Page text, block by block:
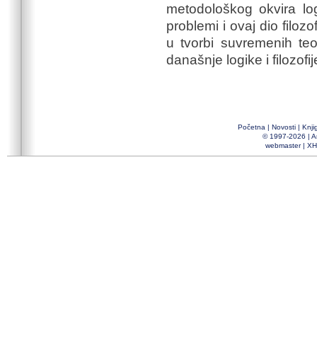
metodološkog okvira
problemi i ovaj dio
u tvorbi suvremenih
današnje logike i
Početna | Novosti |
© 1997-2026 |
webmaster|